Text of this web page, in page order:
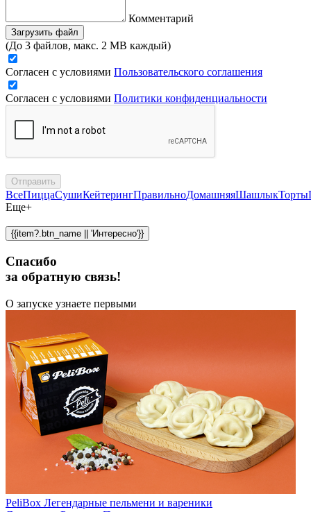
Комментарий
Загрузить файл
(До 3 файлов, макс. 2 MB каждый)
Согласен с условиями Пользовательского соглашения
Согласен с условиями Политики конфиденциальности
Отправить
ВсеПиццаСушиКейтерингПравильноДомашняяШашлыкТорты
Еще+
{{item?.btn_name || 'Интересно'}}
Спасибо
за обратную связь!
О запуске узнаете первыми
PeliBox Легендарные пельмени и вареники